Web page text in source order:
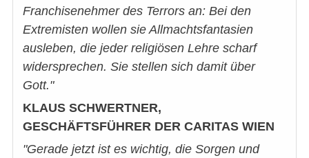
Franchisenehmer des Terrors an: Bei den
Extremisten wollen sie Allmachtsfantasien
ausleben, die jeder religiösen Lehre scharf
widersprechen. Sie stellen sich damit über
Gott."
KLAUS SCHWERTNER,
GESCHÄFTSFÜHRER DER CARITAS WIEN
"Gerade jetzt ist es wichtig, die Sorgen und